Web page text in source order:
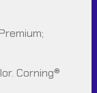
Corning®